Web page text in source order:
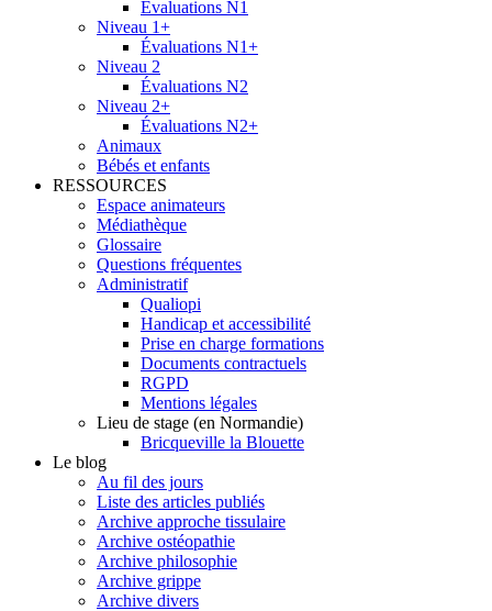
Évaluations N1
Niveau 1+
Évaluations N1+
Niveau 2
Évaluations N2
Niveau 2+
Évaluations N2+
Animaux
Bébés et enfants
RESSOURCES
Espace animateurs
Médiathèque
Glossaire
Questions fréquentes
Administratif
Qualiopi
Handicap et accessibilité
Prise en charge formations
Documents contractuels
RGPD
Mentions légales
Lieu de stage (en Normandie)
Bricqueville la Blouette
Le blog
Au fil des jours
Liste des articles publiés
Archive approche tissulaire
Archive ostéopathie
Archive philosophie
Archive grippe
Archive divers